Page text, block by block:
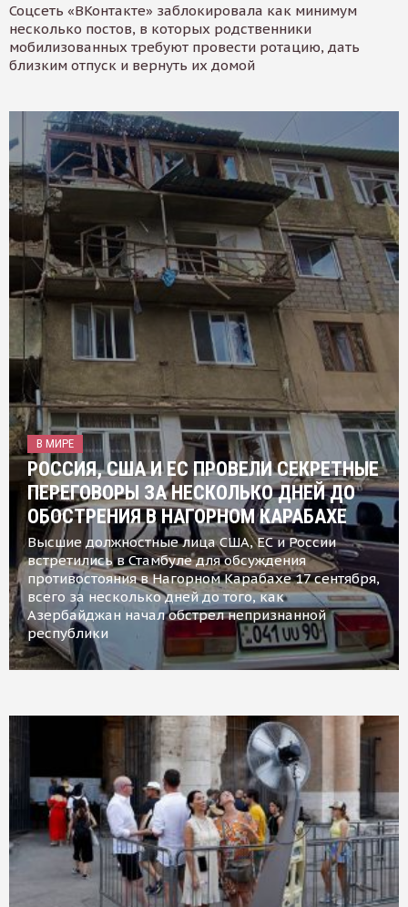
Соцсеть «ВКонтакте» заблокировала как минимум
несколько постов, в которых родственники
мобилизованных требуют провести ротацию, дать
близким отпуск и вернуть их домой
В МИРЕ
РОССИЯ, США И ЕС ПРОВЕЛИ СЕКРЕТНЫЕ
ПЕРЕГОВОРЫ ЗА НЕСКОЛЬКО ДНЕЙ ДО
ОБОСТРЕНИЯ В НАГОРНОМ КАРАБАХЕ
Высшие должностные лица США, ЕС и России
встретились в Стамбуле для обсуждения
противостояния в Нагорном Карабахе 17 сентября,
всего за несколько дней до того, как
Азербайджан начал обстрел непризнанной
республики